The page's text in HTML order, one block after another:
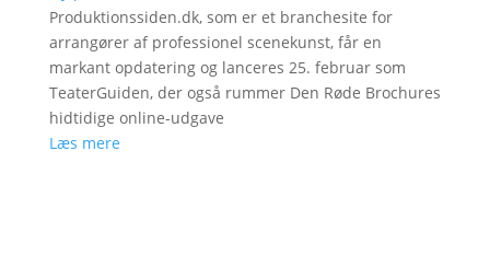
Produktionssiden.dk, som er et branchesite for
arrangører af professionel scenekunst, får en
markant opdatering og lanceres 25. februar som
TeaterGuiden, der også rummer Den Røde Brochures
hidtidige online-udgave
Læs mere